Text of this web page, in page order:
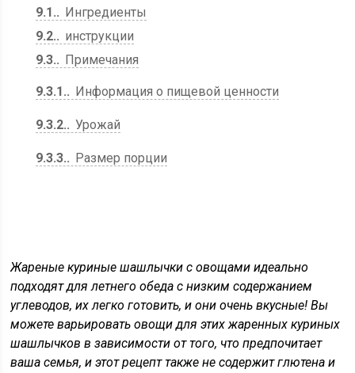
9.1.
Ингредиенты
9.2.
инструкции
9.3.
Примечания
9.3.1. Информация о пищевой ценности
9.3.2. Урожай
9.3.3. Размер порции
Жареные куриные шашлычки с овощами идеально
подходят для летнего обеда с низким содержанием
углеводов, их легко готовить, и они очень вкусные! Вы
можете варьировать овощи для этих жаренных куриных
шашлычков в зависимости от того, что предпочитает
ваша семья, и этот рецепт также не содержит глютена и